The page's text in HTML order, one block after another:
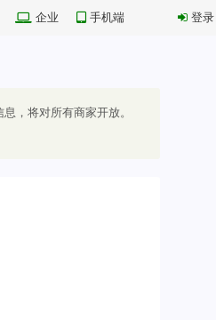
登录
企业 手机端
，将对所有商家开放。